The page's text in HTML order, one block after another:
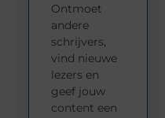
Ontmoet
andere
schrijvers,
vind nieuwe
lezers en
geef jouw
content een